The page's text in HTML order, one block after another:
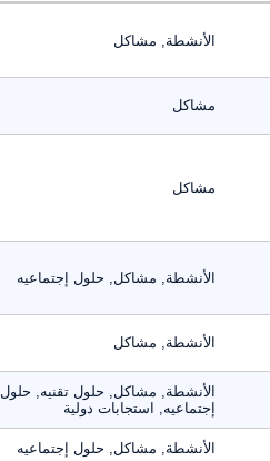
الأنشطة, مشاكل
مشاكل
مشاكل
الأنشطة, مشاكل, حلول إجتماعيه
الأنشطة, مشاكل
الأنشطة, مشاكل, حلول تقنيه, حلول
إجتماعيه, استجابات دولية
الأنشطة, مشاكل, حلول إجتماعيه